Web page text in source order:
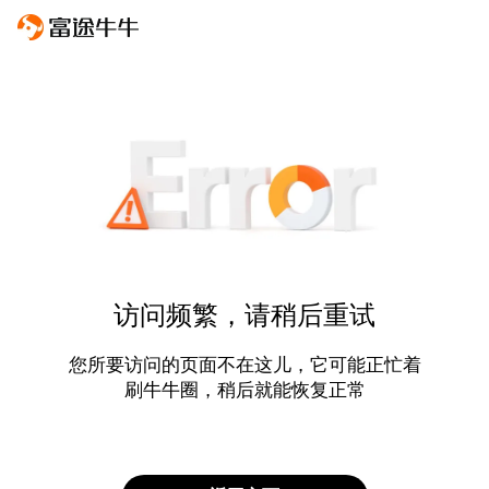
访问频繁，请稍后重试
您所要访问的页面不在这儿，它可能正忙着
刷牛牛圈，稍后就能恢复正常